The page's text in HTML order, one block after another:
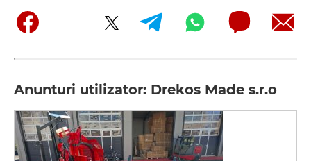
Anunturi utilizator: Drekos Made s.r.o